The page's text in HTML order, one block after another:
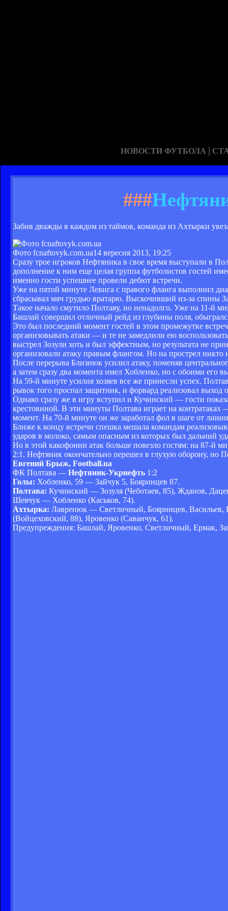
НОВОСТИ ФУТБОЛА |
###
Забив дважды в каждом из таймов, команда из Ахтырки
Фото fcnaftovyk.com.ua14 вересня 2013, 19:25
Сразу трое игроков Нефтяника в свое время выступали в
дополнение к ним еще целая группа футболистов гостей
именно гости успешнее провели дебют встречи.
Уже на пятой минуте Левига с правого фланга выполнил
сбрасывал мяч грудью вратарю. Выскочивший из-за спины
Такое начало смутило Полтаву, но ненадолго. Уже на 11-й
Башлай совершил отличный рейд из глубины поля,
Это был последний момент гостей в этом промежутке
организовывать атаки — и те не замедлили ею
выстрел Зозули хоть и был эффектным, но результата не
организовали атаку правым флангом. Но на прострел никто
После перерыва Близнюк усилил атаку, поменяв
а затем сразу два момента имел Хобленко, но с обоими его
На 59-й минуте усилия хозяев все же принесли успех.
рывок того проспал защитник, и форвард реализовал
Однако сразу же в игру вступил и Кучинский — гости
крестовиной. В эти минуты Полтава играет на
момент. На 70-й минуте он же заработал фол в шаге от
Ближе к концу встречи спешка мешала командам
ударов в молоко, самым опасным из которых был дальний
Но в этой какофонии атак больше повезло гостям: на 87-й
2:1. Нефтяник окончательно перешел в глухую оборону, но
Евгений Брыж, Football.ua
ФК Полтава — Нефтяник-Укрнефть 1:2
Голы: Хобленко, 59 — Зайчук 5, Бояринцев 87.
Полтава: Кучинский — Зозуля (Чеботаев, 85), Жданов,
Шевчук — Хобленко (Каськов, 74).
Ахтырка: Лавренюк — Светличный, Бояринцев, Васильев,
(Войцеховский, 88), Яровенко (Саванчук, 61).
Предупреждения: Башлай, Яровенко, Светличный, Ермак,